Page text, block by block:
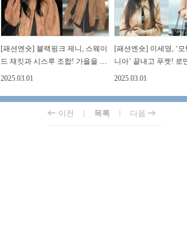
[패션엔숏] 블랙핑크 제니, 스웨이
드 재킷과 시스루 조합! 가을을 닮
은 보헤미안 드레스룩
2025.03.01
[패션엔숏] 이세영, ‘
니아’ 끝내고 푸켓! 로
스웨이드 재킷 출국
2025.03.01
이전 | 목록 | 다음